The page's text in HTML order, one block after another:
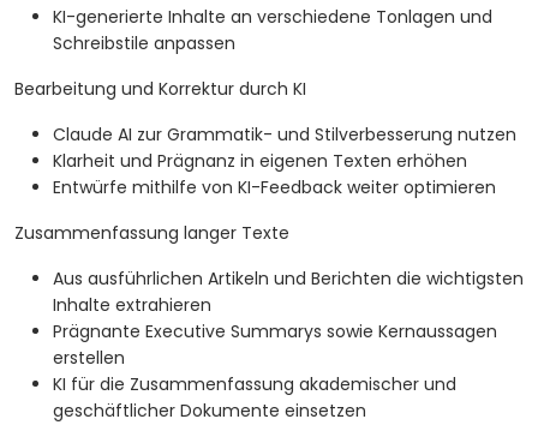
KI-generierte Inhalte an verschiedene Tonlagen und
Schreibstile anpassen
Bearbeitung und Korrektur durch KI
Claude AI zur Grammatik- und Stilverbesserung nutzen
Klarheit und Prägnanz in eigenen Texten erhöhen
Entwürfe mithilfe von KI-Feedback weiter optimieren
Zusammenfassung langer Texte
Aus ausführlichen Artikeln und Berichten die wichtigsten
Inhalte extrahieren
Prägnante Executive Summarys sowie Kernaussagen
erstellen
KI für die Zusammenfassung akademischer und
geschäftlicher Dokumente einsetzen